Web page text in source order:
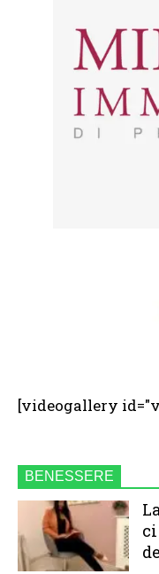
[videogallery
BENESSERE